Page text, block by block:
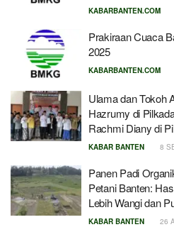
KABARBANTEN.COM
Prakiraan Cuaca
2025
KABARBANTEN.COM
Ulama dan Tokoh
Hazrumy di
Rachmi Diany di
KABAR BANTEN 8
Panen Padi
Petani Banten:
Lebih Wangi dan
KABAR BANTEN 26